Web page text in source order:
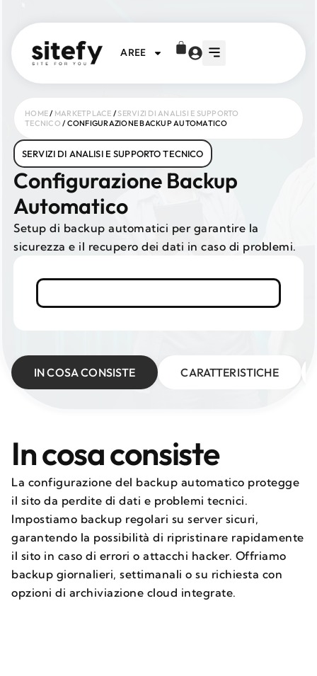
AREE
HOME/ MARKETPLACE / SERVIZI DI ANALISI E SUPPORTO
TECNICO / CONFIGURAZIONE BACKUP AUTOMATICO
SERVIZI DI ANALISI E SUPPORTO TECNICO
Configurazione Backup
Automatico
Setup di backup automatici per garantire la
sicurezza e il recupero dei dati in caso di problemi.
IN COSA CONSISTE CARATTERISTICHE
In cosa consiste
La configurazione del backup automatico protegge
il sito da perdite di dati e problemi tecnici.
Impostiamo backup regolari su server sicuri,
garantendo la possibilità di ripristinare rapidamente
il sito in caso di errori o attacchi hacker. Offriamo
backup giornalieri, settimanali o su richiesta con
opzioni di archiviazione cloud integrate.